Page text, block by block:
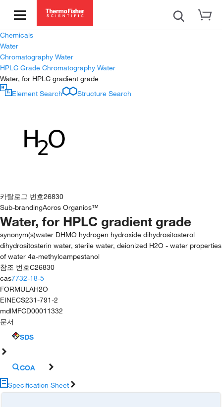
Chemicals
Water
Chromatography Water
HPLC Grade Chromatography Water
Water, for HPLC gradient grade
Element Search
Structure Search
카탈로그 번호26830
Sub-brandingAcros Organics™
Water, for HPLC gradient grade
synonym(s)water DHMO hydrogen hydroxide dihydrositosterol
dihydrositosterin water, sterile water, deionized H2O - water properties
of water 4a-methylcampestanol
참조 번호C26830
cas7732-18-5
FORMULAH2O
EINECS231-791-2
mdlMFCD00011332
문서
SDS
COA
Specification Sheet